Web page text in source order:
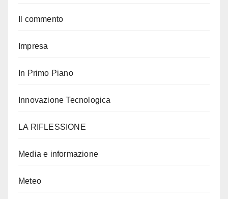
Il commento
Impresa
In Primo Piano
Innovazione Tecnologica
LA RIFLESSIONE
Media e informazione
Meteo